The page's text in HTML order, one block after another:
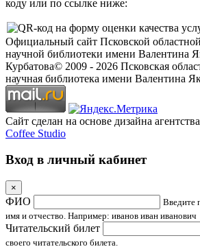
коду или по ссылке ниже:
Официальный сайт Псковской
научной библиотеки имени Валентина
Курбатова© 2009 - 2026 Псковская
научная библиотека имени Валентина
Сайт сделан на основе дизайна
Coffee Studio
Вход в личный кабинет
×
ФИО
Введите
имя и отчество. Например: иванов иван иванович
Читательский билет
своего читательского билета.